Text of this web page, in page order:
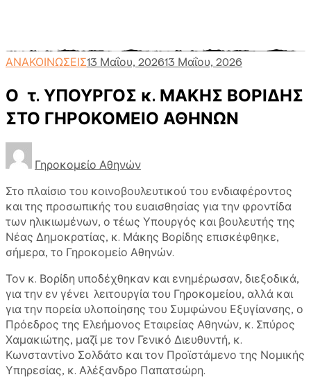
ΑΝΑΚΟΙΝΩΣΕΙΣ13 Μαΐου, 202613 Μαΐου, 2026
Ο τ. ΥΠΟΥΡΓΟΣ κ. ΜΑΚΗΣ ΒΟΡΙΔΗΣ
ΣΤΟ ΓΗΡΟΚΟΜΕΙΟ ΑΘΗΝΩΝ
Γηροκομείο Αθηνών
Στο πλαίσιο του κοινοβουλευτικού του ενδιαφέροντος
και της προσωπικής του ευαισθησίας για την φροντίδα
των ηλικιωμένων, ο τέως Υπουργός και βουλευτής της
Νέας Δημοκρατίας, κ. Μάκης Βορίδης επισκέφθηκε,
σήμερα, το Γηροκομείο Αθηνών.
Τον κ. Βορίδη υποδέχθηκαν και ενημέρωσαν, διεξοδικά,
για την εν γένει λειτουργία του Γηροκομείου, αλλά και
για την πορεία υλοποίησης του Συμφώνου Εξυγίανσης, ο
Πρόεδρος της Ελεήμονος Εταιρείας Αθηνών, κ. Σπύρος
Χαμακιώτης, μαζί με τον Γενικό Διευθυντή, κ.
Κωνσταντίνο Σολδάτο και τον Προϊστάμενο της Νομικής
Υπηρεσίας, κ. Αλέξανδρο Παπατσώρη.